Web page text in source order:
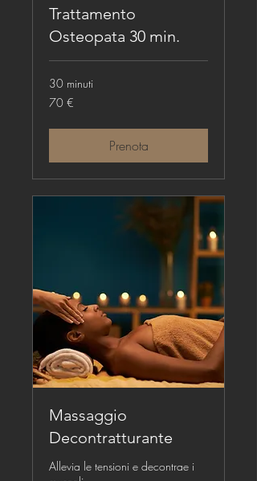
Trattamento
Osteopata 30 min.
30 minuti
70
euro
70 €
Prenota
Massaggio
Decontratturante
Allevia le tensioni e decontrae i